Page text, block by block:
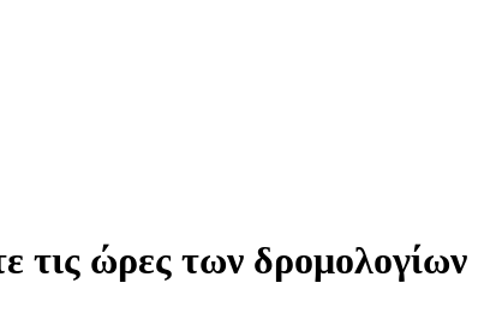
τις ώρες των δρομολογίων